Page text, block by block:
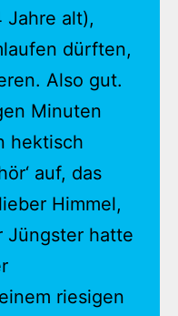
Jahre alt),
dürften,
Also gut.
Minuten
hektisch
auf, das
Himmel,
Jüngster hatte
riesigen